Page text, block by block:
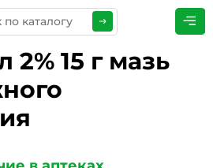
15 г мазь